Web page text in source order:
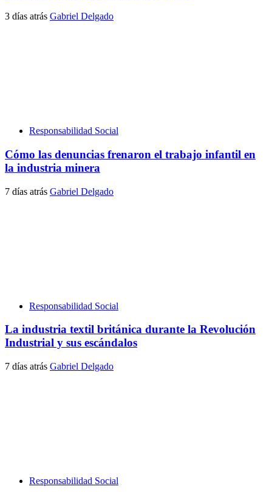
3 días atrás Gabriel Delgado
Responsabilidad Social
Cómo las denuncias frenaron el trabajo infantil en
la industria minera
7 días atrás Gabriel Delgado
Responsabilidad Social
La industria textil británica durante la Revolución
Industrial y sus escándalos
7 días atrás Gabriel Delgado
Responsabilidad Social